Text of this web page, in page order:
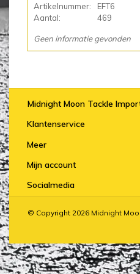
Artikelnummer:
EFT6
Aantal:
469
Geen informatie gevonden
Midnight Moon Tackle
Klantenservice
Meer
Mijn account
Socialmedia
© Copyright 2026 Midnight